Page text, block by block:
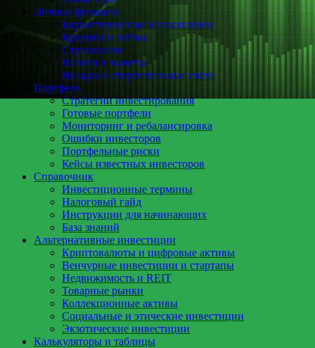
Личные финансы
Бюджетирование и накопления
Кредиты и займы
Страхование
Налоги и вычеты
Вклады и сберегательные счета
Портфель
Стратегии инвестирования
Готовые портфели
Мониторинг и ребалансировка
Ошибки инвесторов
Портфельные риски
Кейсы известных инвесторов
Справочник
Инвестиционные термины
Налоговый гайд
Инструкции для начинающих
База знаний
Альтернативные инвестиции
Криптовалюты и цифровые активы
Венчурные инвестиции и стартапы
Недвижимость и REIT
Товарные рынки
Коллекционные активы
Социальные и этические инвестиции
Экзотические инвестиции
Калькуляторы и таблицы